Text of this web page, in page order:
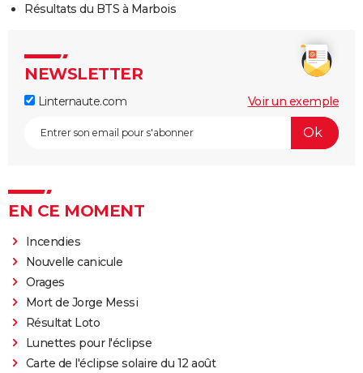
Résultats du BTS à Marbois
NEWSLETTER
Linternaute.com Voir un exemple
EN CE MOMENT
Incendies
Nouvelle canicule
Orages
Mort de Jorge Messi
Résultat Loto
Lunettes pour l'éclipse
Carte de l'éclipse solaire du 12 août